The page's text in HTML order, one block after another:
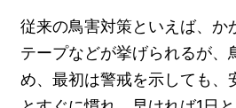
従来の鳥害対策といえば、か
テープなどが挙げられるが、
め、最初は警戒を示しても、